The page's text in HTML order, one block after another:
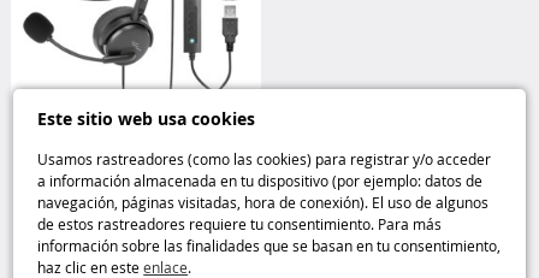
Este sitio web usa cookies
Usamos rastreadores (como las cookies) para registrar y/o acceder
a información almacenada en tu dispositivo (por ejemplo: datos de
navegación, páginas visitadas, hora de conexión). El uso de algunos
de estos rastreadores requiere tu consentimiento. Para más
información sobre las finalidades que se basan en tu consentimiento,
haz clic en esteenlace.
Micro auricular SmartPhonics
350: claridad y comodidad
Advance
15,95€